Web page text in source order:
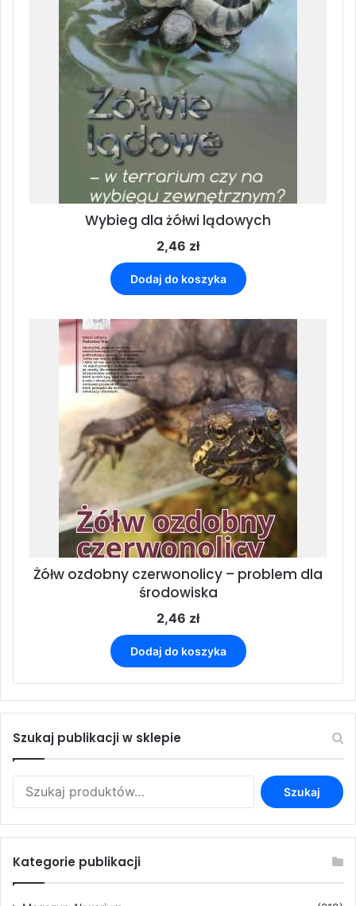
Wybieg dla żółwi lądowych
2,46 zł
Dodaj do koszyka
Żółw ozdobny czerwonolicy – problem dla
środowiska
2,46 zł
Dodaj do koszyka
Szukaj publikacji w sklepie
Szukaj
Kategorie publikacji